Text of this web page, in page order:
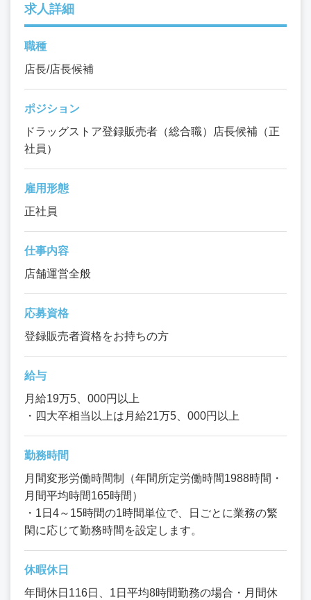
求人詳細
職種
店長/店長候補
ポジション
ドラッグストア登録販売者（総合職）店長候補（正
社員）
雇用形態
正社員
仕事内容
店舗運営全般
応募資格
登録販売者資格をお持ちの方
給与
月給19万5、000円以上
・四大卒相当以上は月給21万5、000円以上
勤務時間
月間変形労働時間制（年間所定労働時間1988時間・
月間平均時間165時間）
・1日4～15時間の1時間単位で、日ごとに業務の繁
閑に応じて勤務時間を設定します。
休暇休日
年間休日116日、1日平均8時間勤務の場合・月間休